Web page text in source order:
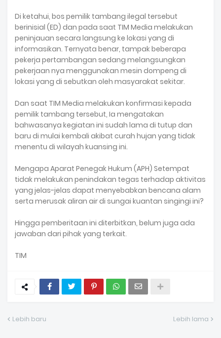
Di ketahui, bos pemilik tambang ilegal tersebut
berinisial (ED) dan pada saat TIM Media melakukan
peninjauan secara langsung ke lokasi yang di
informasikan. Ternyata benar, tampak beberapa
pekerja pertambangan sedang melangsungkan
pekerjaan nya menggunakan mesin dompeng di
lokasi yang di sebutkan oleh masyarakat sekitar.
Dan saat TIM Media melakukan konfirmasi kepada
pemilik tambang tersebut, Ia mengatakan
bahwasanya kegiatan ini sudah lama di tutup dan
baru di mulai kembali akibat curah hujan yang tidak
menentu di wilayah kuansing ini.
Mengapa Aparat Penegak Hukum (APH) Setempat
tidak melakukan penindakan tegas terhadap aktivitas
yang jelas-jelas dapat menyebabkan bencana alam
serta merusak aliran air di sungai kuantan singingi ini?
Hingga pemberitaan ini diterbitkan, belum juga ada
jawaban dari pihak yang terkait.
TIM
Lebih baru Lebih lama